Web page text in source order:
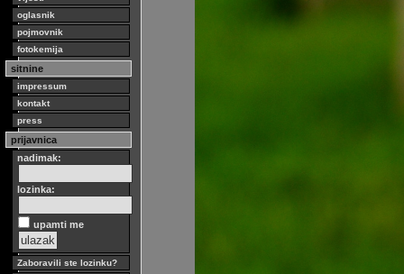
oglasnik
pojmovnik
fotokemija
sitnine
impressum
kontakt
press
prijavnica
nadimak:
lozinka:
upamti me
Zaboravili ste lozinku?